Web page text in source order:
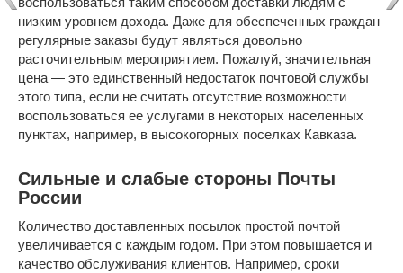
низким уровнем дохода. Даже для обеспеченных граждан
регулярные заказы будут являться довольно
расточительным мероприятием. Пожалуй, значительная
цена — это единственный недостаток почтовой службы
этого типа, если не считать отсутствие возможности
воспользоваться ее услугами в некоторых населенных
пунктах, например, в высокогорных поселках Кавказа.
Сильные и слабые стороны Почты
России
Количество доставленных посылок простой почтой
увеличивается с каждым годом. При этом повышается и
качество обслуживания клиентов. Например, сроки